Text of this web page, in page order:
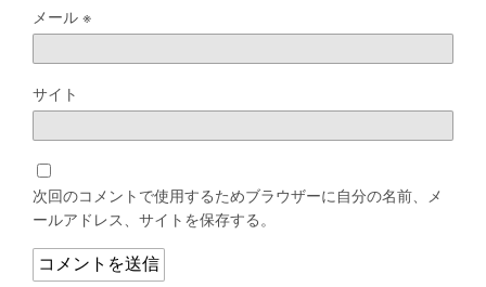
メール※
サイト
次回のコメントで使用するためブラウザーに自分の名前、メ
ールアドレス、サイトを保存する。